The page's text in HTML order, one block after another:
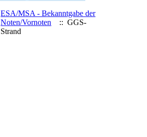
ESA/MSA - Bekanntgabe der
Noten/Vornoten
:: GGS-
Strand